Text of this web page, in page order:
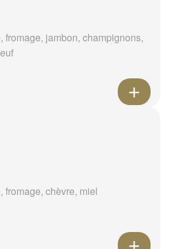
fromage, jambon, champignons,
fromage, chèvre, miel